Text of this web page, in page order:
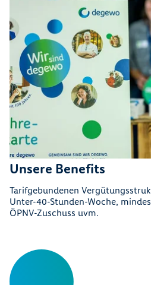
Unsere Benefits
Tarifgebundenen
Unter-40-Stunden-Woche,
ÖPNV-Zuschuss uvm.